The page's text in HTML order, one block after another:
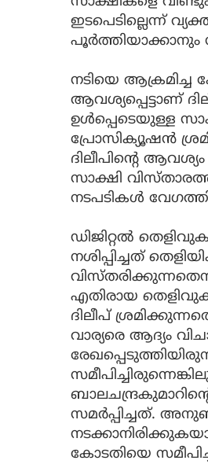
ഇടപെടില്ലെന്ന്
പൂര്‍ത്തിയാക്കാനും
നടിയെ
ആവശ്യപ്പെട്ടാണ്
ഉള്‍പ്പെടെയുള്ള
പ്രോസിക്യൂഷന്‍
ദിലീപിന്റെ
സാക്ഷി
നടപടികള്‍
ഡിജിറ്റല്‍
നശിപ്പിച്ചത്
എതിരായ
ദിലീപ്
വാര്യരെ ആദ്യം
സമര്‍പ്പിച്ചത്.
കോടതിയെ